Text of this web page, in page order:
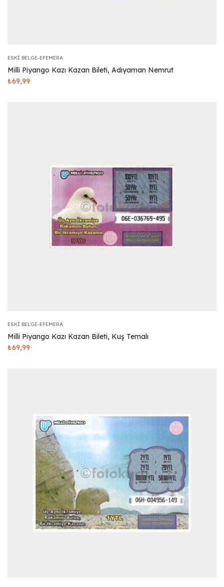
ESKI BELGE-EFEMERA
Milli Piyango Kazı Kazan Bileti, Adıyaman Nemrut
₺69,99
ESKI BELGE-EFEMERA
Milli Piyango Kazı Kazan Bileti, Kuş Temalı
₺69,99